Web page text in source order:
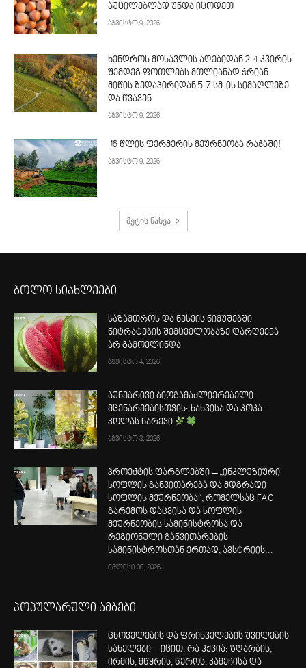
აუცილებლად უნდა იცოდეთ
აგვისტო 9, 2026
ხენდროს მოსავლის აღე­ბიდან 2-4 კვირის
შემდეგ ფოთლებს მთლი­ანად ჭრიან
მიწის ზედაპირიდან 5-7 სმ-ის სიმაღლეზე
და წვავენ
აგვისტო 9, 2026
16 წლის ფერმერის მეურნეობა რაჭაში!
აგვისტო 9, 2026
მეტის ნახვა
ბოლო სიახლეები
საზამთროს და ნესვის ნიმუშებში
ნიტრატების შემცველობაზე დარღვევა
არ გამოვლინდა
აგვისტო 4, 2026
ბუნებრივი ბიოგამაძლიერებელი
მცენარეებისთვის: ხახვისა და კოკა-
კოლას ნარევი
აგვისტო 3, 2026
პროექტის ფარგლებში – „ინკლუზიური
სოფლის განვითარება და მდგრადი
სოფლის მეურნეობა“, რომელსაც FAO
გარემოს დაცვისა და სოფლის
მეურნეობის სამინისტროსა და
რეგიონული განვითარების
სამინისტროსთან ერთად, ავსტრიის...
ივლისი 30, 2026
პოპულარული ამბები
ცხოველების და ფრინველების შვილების
სახელები – იცით, რა ჰქვია: ზღარბის,
ირმის, მწყრის, წეროს, კამეჩისა და